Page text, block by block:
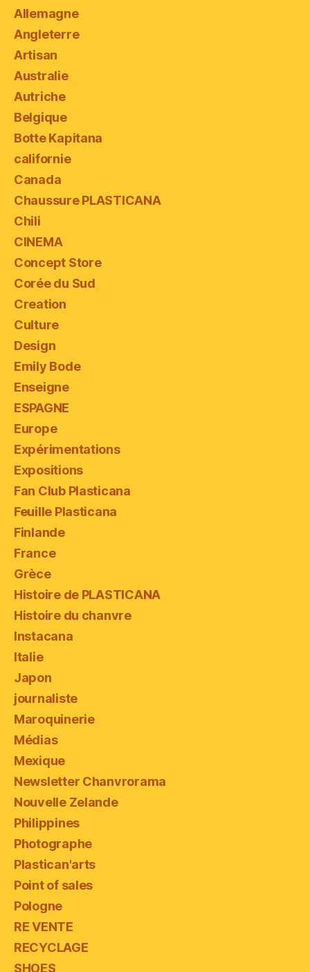
Allemagne
Angleterre
Artisan
Australie
Autriche
Belgique
Botte Kapitana
californie
Canada
Chaussure PLASTICANA
Chili
CINEMA
Concept Store
Corée du Sud
Creation
Culture
Design
Emily Bode
Enseigne
ESPAGNE
Europe
Expérimentations
Expositions
Fan Club Plasticana
Feuille Plasticana
Finlande
France
Grèce
Histoire de PLASTICANA
Histoire du chanvre
Instacana
Italie
Japon
journaliste
Maroquinerie
Médias
Mexique
Newsletter Chanvrorama
Nouvelle Zelande
Philippines
Photographe
Plastican'arts
Point of sales
Pologne
RE VENTE
RECYCLAGE
SHOES